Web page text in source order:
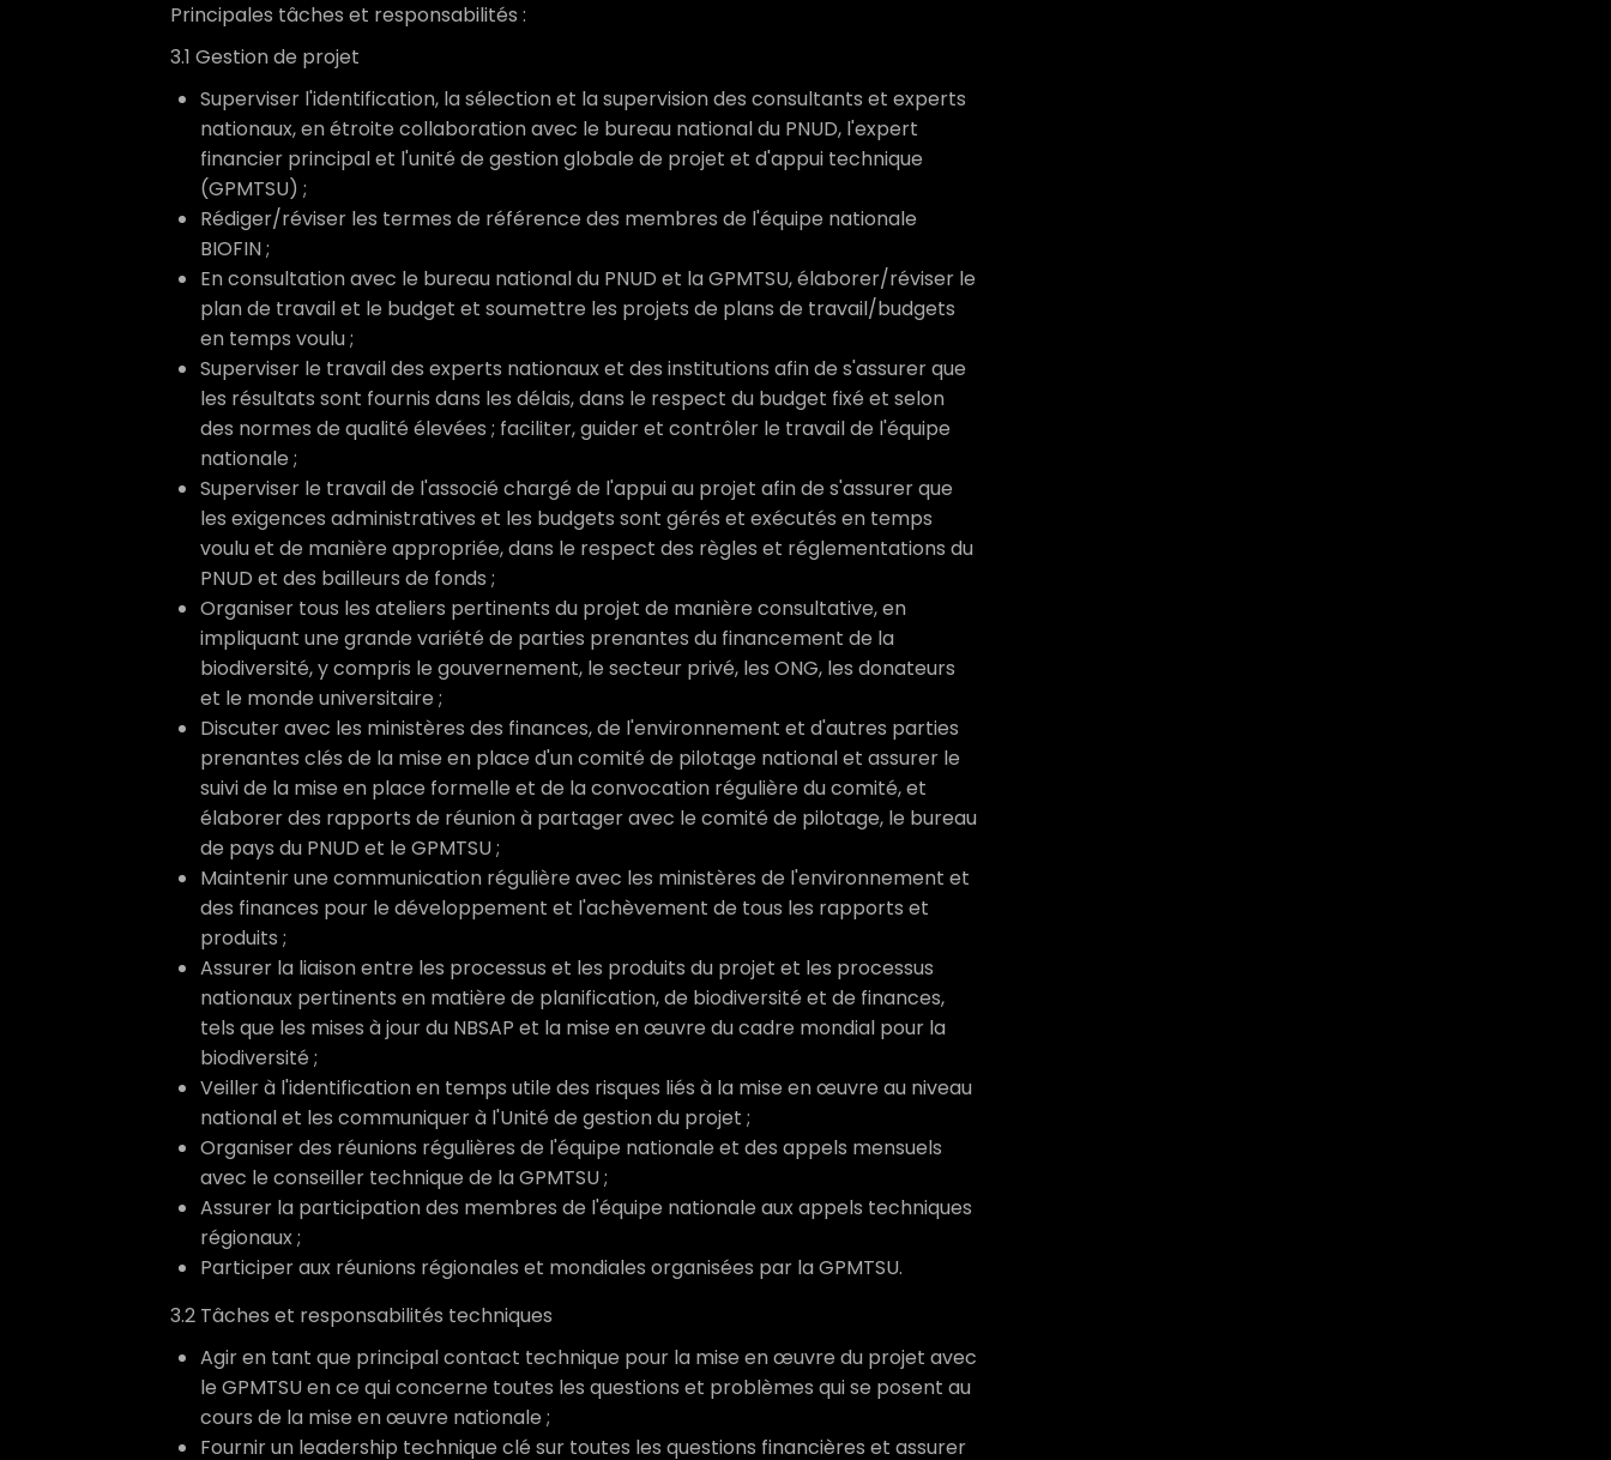
Principales tâches et responsabilités :
3.1 Gestion de projet
Superviser l'identification, la sélection et la supervision des consultants et experts
nationaux, en étroite collaboration avec le bureau national du PNUD, l'expert
financier principal et l'unité de gestion globale de projet et d'appui technique
(GPMTSU) ;
Rédiger/réviser les termes de référence des membres de l'équipe nationale
BIOFIN ;
En consultation avec le bureau national du PNUD et la GPMTSU, élaborer/réviser le
plan de travail et le budget et soumettre les projets de plans de travail/budgets
en temps voulu ;
Superviser le travail des experts nationaux et des institutions afin de s'assurer que
les résultats sont fournis dans les délais, dans le respect du budget fixé et selon
des normes de qualité élevées ; faciliter, guider et contrôler le travail de l'équipe
nationale ;
Superviser le travail de l'associé chargé de l'appui au projet afin de s'assurer que
les exigences administratives et les budgets sont gérés et exécutés en temps
voulu et de manière appropriée, dans le respect des règles et réglementations du
PNUD et des bailleurs de fonds ;
Organiser tous les ateliers pertinents du projet de manière consultative, en
impliquant une grande variété de parties prenantes du financement de la
biodiversité, y compris le gouvernement, le secteur privé, les ONG, les donateurs
et le monde universitaire ;
Discuter avec les ministères des finances, de l'environnement et d'autres parties
prenantes clés de la mise en place d'un comité de pilotage national et assurer le
suivi de la mise en place formelle et de la convocation régulière du comité, et
élaborer des rapports de réunion à partager avec le comité de pilotage, le bureau
de pays du PNUD et le GPMTSU ;
Maintenir une communication régulière avec les ministères de l'environnement et
des finances pour le développement et l'achèvement de tous les rapports et
produits ;
Assurer la liaison entre les processus et les produits du projet et les processus
nationaux pertinents en matière de planification, de biodiversité et de finances,
tels que les mises à jour du NBSAP et la mise en œuvre du cadre mondial pour la
biodiversité ;
Veiller à l'identification en temps utile des risques liés à la mise en œuvre au niveau
national et les communiquer à l'Unité de gestion du projet ;
Organiser des réunions régulières de l'équipe nationale et des appels mensuels
avec le conseiller technique de la GPMTSU ;
Assurer la participation des membres de l'équipe nationale aux appels techniques
régionaux ;
Participer aux réunions régionales et mondiales organisées par la GPMTSU.
3.2 Tâches et responsabilités techniques
Agir en tant que principal contact technique pour la mise en œuvre du projet avec
le GPMTSU en ce qui concerne toutes les questions et problèmes qui se posent au
cours de la mise en œuvre nationale ;
Fournir un leadership technique clé sur toutes les questions financières et assurer